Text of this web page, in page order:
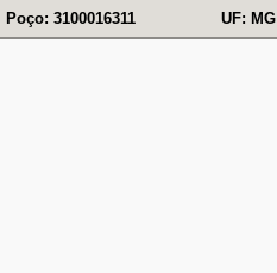
Poço: 3100016311 UF: MG